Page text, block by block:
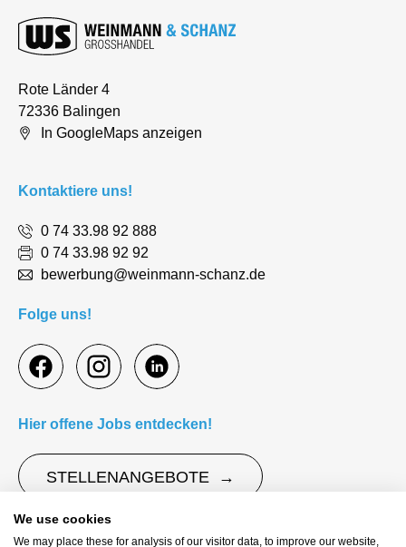
Rote Länder 4
72336 Balingen
In GoogleMaps anzeigen
Kontaktiere uns!
0 74 33.98 92 888
0 74 33.98 92 92
bewerbung@weinmann-schanz.de
Folge uns!
Hier offene Jobs entdecken!
STELLENANGEBOTE
Impressum
We use cookies
We may place these for analysis of our visitor data, to improve our website,